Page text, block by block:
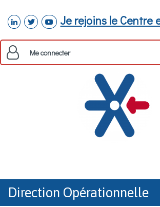
linkedintwitteryoutube
Je rejoins le Centre
Me connecter
Direction Opérationnelle